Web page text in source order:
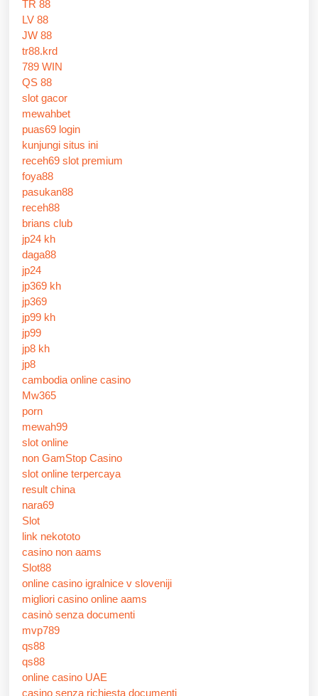
TR 88
LV 88
JW 88
tr88.krd
789 WIN
QS 88
slot gacor
mewahbet
puas69 login
kunjungi situs ini
receh69 slot premium
foya88
pasukan88
receh88
brians club
jp24 kh
daga88
jp24
jp369 kh
jp369
jp99 kh
jp99
jp8 kh
jp8
cambodia online casino
Mw365
porn
mewah99
slot online
non GamStop Casino
slot online terpercaya
result china
nara69
Slot
link nekototo
casino non aams
Slot88
online casino igralnice v sloveniji
migliori casino online aams
casinò senza documenti
mvp789
qs88
qs88
online casino UAE
casino senza richiesta documenti